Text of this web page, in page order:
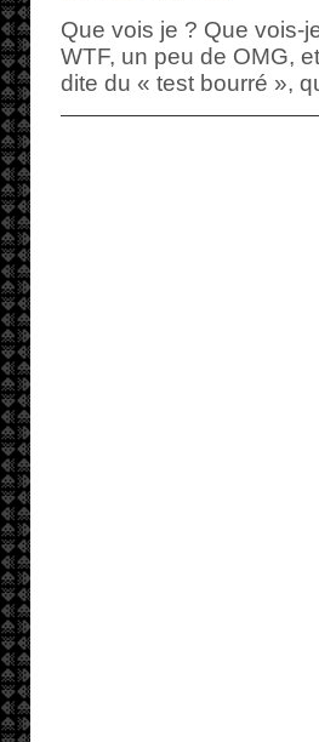
Que vois je ? Que vois-
WTF, un peu de OMG,
dite du « test bourré »,